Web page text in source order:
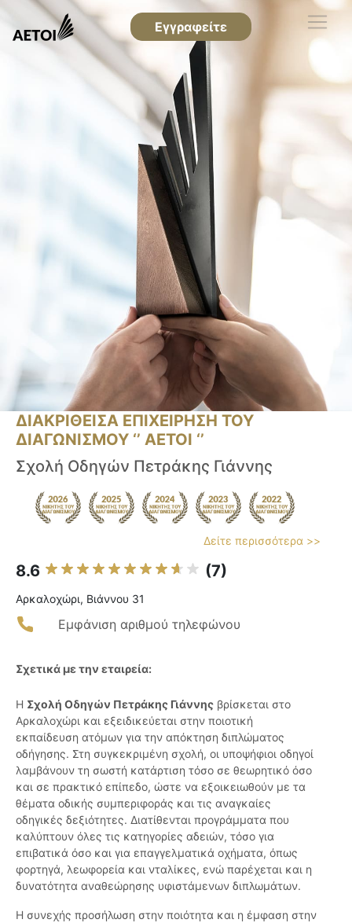
Εγγραφείτε
ΔΙΑΚΡΙΘΕΙΣΑ ΕΠΙΧΕΙΡΗΣΗ ΤΟΥ
ΔΙΑΓΩΝΙΣΜΟΥ ‘’ ΑΕΤΟΙ ‘’
Σχολή Οδηγών Πετράκης Γιάννης
Δείτε περισσότερα >>
8.6 (7)
Αρκαλοχώρι, Βιάννου 31
Εμφάνιση αριθμού τηλεφώνου
Σχετικά με την εταιρεία:
Η Σχολή Οδηγών Πετράκης Γιάννης βρίσκεται στο
Αρκαλοχώρι και εξειδικεύεται στην ποιοτική
εκπαίδευση ατόμων για την απόκτηση διπλώματος
οδήγησης. Στη συγκεκριμένη σχολή, οι υποψήφιοι οδηγοί
λαμβάνουν τη σωστή κατάρτιση τόσο σε θεωρητικό όσο
και σε πρακτικό επίπεδο, ώστε να εξοικειωθούν με τα
θέματα οδικής συμπεριφοράς και τις αναγκαίες
οδηγικές δεξιότητες. Διατίθενται προγράμματα που
καλύπτουν όλες τις κατηγορίες αδειών, τόσο για
επιβατικά όσο και για επαγγελματικά οχήματα, όπως
φορτηγά, λεωφορεία και νταλίκες, ενώ παρέχεται και η
δυνατότητα αναθεώρησης υφιστάμενων διπλωμάτων.
Η συνεχής προσήλωση στην ποιότητα και η έμφαση στην